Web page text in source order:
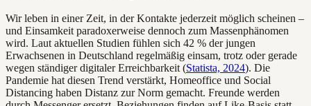
Wir leben in einer Zeit, in der Kontakte jederzeit möglich scheinen –
und Einsamkeit paradoxerweise dennoch zum Massenphänomen
wird. Laut aktuellen Studien fühlen sich 42 % der jungen
Erwachsenen in Deutschland regelmäßig einsam, trotz oder gerade
wegen ständiger digitaler Erreichbarkeit (Statista, 2024). Die
Pandemie hat diesen Trend verstärkt, Homeoffice und Social
Distancing haben Distanz zur Norm gemacht. Freunde werden